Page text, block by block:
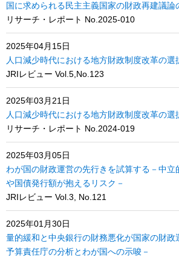
国に求められる民主主義国家の財政再建議論
リサーチ・レポート No.2025-010
2025年04月15日
人口減少時代における地方財政制度改革の選
JRIレビュー Vol.5,No.123
2025年03月21日
人口減少時代における地方財政制度改革の選
リサーチ・レポート No.2024-019
2025年03月05日
わが国の財政運営の先行きを試算する－中
や国債発行額が抱えるリスク－
JRIレビュー Vol.3, No.121
2025年01月30日
量的緩和と中央銀行の財務悪化が国家の財政
予算責任庁の分析とわが国への示唆－